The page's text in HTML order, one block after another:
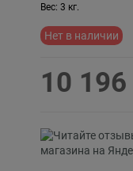
Вес: 3 кг.
Нет в наличии
10 196